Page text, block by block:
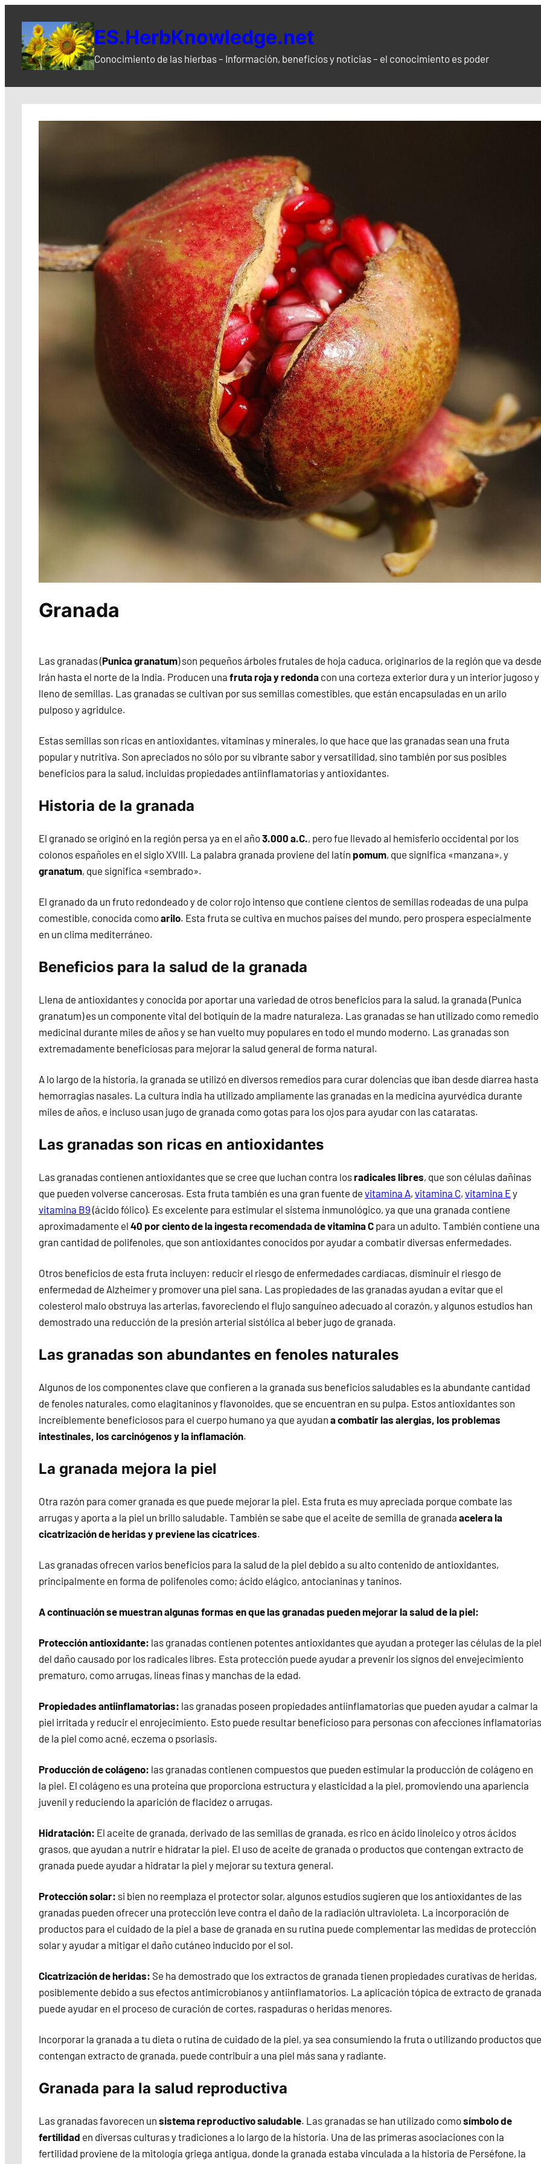
contenido
ES.HerbKnowledge.net
Conocimiento de las hierbas – Información, beneficios y noticias – el conocimiento es poder
Granada
Las granadas (Punica granatum) son pequeños árboles frutales de hoja caduca, originarios de la región que va desde
Irán hasta el norte de la India. Producen una fruta roja y redonda con una corteza exterior dura y un interior jugoso y
lleno de semillas. Las granadas se cultivan por sus semillas comestibles, que están encapsuladas en un arilo
pulposo y agridulce.
Estas semillas son ricas en antioxidantes, vitaminas y minerales, lo que hace que las granadas sean una fruta
popular y nutritiva. Son apreciados no sólo por su vibrante sabor y versatilidad, sino también por sus posibles
beneficios para la salud, incluidas propiedades antiinflamatorias y antioxidantes.
Historia de la granada
El granado se originó en la región persa ya en el año3.000 a.C., pero fue llevado al hemisferio occidental por los
colonos españoles en el siglo XVIII. La palabra granada proviene del latín pomum, que significa «manzana», y
granatum, que significa «sembrado».
El granado da un fruto redondeado y de color rojo intenso que contiene cientos de semillas rodeadas de una pulpa
comestible, conocida comoarilo. Esta fruta se cultiva en muchos países del mundo, pero prospera especialmente
en un clima mediterráneo.
Beneficios para la salud de la granada
Llena de antioxidantes y conocida por aportar una variedad de otros beneficios para la salud, la granada (Punica
granatum) es un componente vital del botiquín de la madre naturaleza. Las granadas se han utilizado como remedio
medicinal durante miles de años y se han vuelto muy populares en todo el mundo moderno. Las granadas son
extremadamente beneficiosas para mejorar la salud general de forma natural.
A lo largo de la historia, la granada se utilizó en diversos remedios para curar dolencias que iban desde diarrea hasta
hemorragias nasales. La cultura india ha utilizado ampliamente las granadas en la medicina ayurvédica durante
miles de años, e incluso usan jugo de granada como gotas para los ojos para ayudar con las cataratas.
Las granadas son ricas en antioxidantes
Las granadas contienen antioxidantes que se cree que luchan contra losradicales libres, que son células dañinas
que pueden volverse cancerosas. Esta fruta también es una gran fuente de vitamina A, vitamina C, vitamina Ey
vitamina B9 (ácido fólico). Es excelente para estimular el sistema inmunológico, ya que una granada contiene
aproximadamente el 40 por ciento de la ingesta recomendada de vitamina C para un adulto. También contiene una
gran cantidad de polifenoles, que son antioxidantes conocidos por ayudar a combatir diversas enfermedades.
Otros beneficios de esta fruta incluyen: reducir el riesgo de enfermedades cardíacas, disminuir el riesgo de
enfermedad de Alzheimer y promover una piel sana. Las propiedades de las granadas ayudan a evitar que el
colesterol malo obstruya las arterias, favoreciendo el flujo sanguíneo adecuado al corazón, y algunos estudios han
demostrado una reducción de la presión arterial sistólica al beber jugo de granada.
Las granadas son abundantes en fenoles naturales
Algunos de los componentes clave que confieren a la granada sus beneficios saludables es la abundante cantidad
de fenoles naturales, como elagitaninos y flavonoides, que se encuentran en su pulpa. Estos antioxidantes son
increíblemente beneficiosos para el cuerpo humano ya que ayudan a combatirlas alergias, los problemas
intestinales, los carcinógenos y la inflamación.
La granada mejora la piel
Otra razón para comer granada es que puede mejorar la piel. Esta fruta es muy apreciada porque combate las
arrugas y aporta a la piel un brillo saludable. También se sabe que el aceite de semilla de granada acelera la
cicatrización de heridas y previene las cicatrices.
Las granadas ofrecen varios beneficios para la salud de la piel debido a su alto contenido de antioxidantes,
principalmente en forma de polifenoles como; ácido elágico, antocianinas y taninos.
A continuación se muestran algunas formas en que las granadas pueden mejorar la salud de la piel:
Protección antioxidante: las granadas contienen potentes antioxidantes que ayudan a proteger las células de la piel
del daño causado por los radicales libres. Esta protección puede ayudar a prevenir los signos del envejecimiento
prematuro, como arrugas, líneas finas y manchas de la edad.
Propiedades antiinflamatorias: las granadas poseen propiedades antiinflamatorias que pueden ayudar a calmar la
piel irritada y reducir el enrojecimiento. Esto puede resultar beneficioso para personas con afecciones inflamatorias
de la piel como acné, eczema o psoriasis.
Producción de colágeno: las granadas contienen compuestos que pueden estimular la producción de colágeno en
la piel. El colágeno es una proteína que proporciona estructura y elasticidad a la piel, promoviendo una apariencia
juvenil y reduciendo la aparición de flacidez o arrugas.
Hidratación: El aceite de granada, derivado de las semillas de granada, es rico en ácido linoleico y otros ácidos
grasos, que ayudan a nutrir e hidratar la piel. El uso de aceite de granada o productos que contengan extracto de
granada puede ayudar a hidratar la piel y mejorar su textura general.
Protección solar: si bien no reemplaza el protector solar, algunos estudios sugieren que los antioxidantes de las
granadas pueden ofrecer una protección leve contra el daño de la radiación ultravioleta. La incorporación de
productos para el cuidado de la piel a base de granada en su rutina puede complementar las medidas de protección
solar y ayudar a mitigar el daño cutáneo inducido por el sol.
Cicatrización de heridas: Se ha demostrado que los extractos de granada tienen propiedades curativas de heridas,
posiblemente debido a sus efectos antimicrobianos y antiinflamatorios. La aplicación tópica de extracto de granada
puede ayudar en el proceso de curación de cortes, raspaduras o heridas menores.
Incorporar la granada a tu dieta o rutina de cuidado de la piel, ya sea consumiendo la fruta o utilizando productos que
contengan extracto de granada, puede contribuir a una piel más sana y radiante.
Granada para la salud reproductiva
Las granadas favorecen un sistema reproductivo saludable. Las granadas se han utilizado comosímbolo de
fertilidad en diversas culturas y tradiciones a lo largo de la historia. Una de las primeras asociaciones con la
fertilidad proviene de la mitología griega antigua, donde la granada estaba vinculada a la historia de Perséfone, la